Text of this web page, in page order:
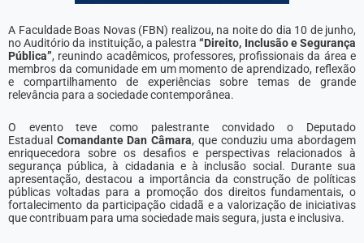
A Faculdade Boas Novas (FBN) realizou, na noite do dia 10 de junho,
no Auditório da instituição, a palestra“Direito, Inclusão e Segurança
Pública”, reunindo acadêmicos, professores, profissionais da área e
membros da comunidade em um momento de aprendizado, reflexão
e compartilhamento de experiências sobre temas de grande
relevância para a sociedade contemporânea.
O evento teve como palestrante convidado o Deputado
Estadual Comandante Dan Câmara, que conduziu uma abordagem
enriquecedora sobre os desafios e perspectivas relacionados à
segurança pública, à cidadania e à inclusão social. Durante sua
apresentação, destacou a importância da construção de políticas
públicas voltadas para a promoção dos direitos fundamentais, o
fortalecimento da participação cidadã e a valorização de iniciativas
que contribuam para uma sociedade mais segura, justa e inclusiva.